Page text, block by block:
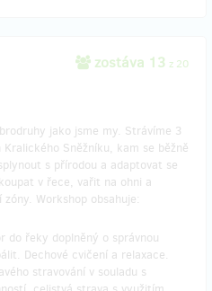
zostáva 13 z 20
jako jsme my. Strávíme 3
Sněžníku, kam se běžně
s přírodou a adaptovat se
v řece, vařit na ohni a
Workshop obsahuje:
do řeky doplněný o správnou
Dechové cvičení a relaxace.
stravování v souladu s